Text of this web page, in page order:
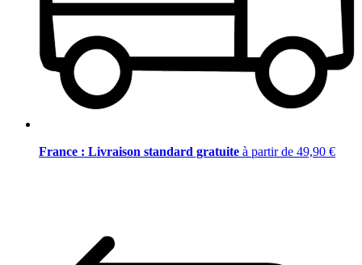
France : Livraison standard gratuite à partir de 49,90 €